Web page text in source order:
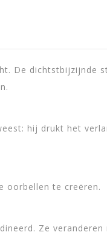
De dichtstbijzijnde
hij drukt het
oorbellen te creëren.
Ze